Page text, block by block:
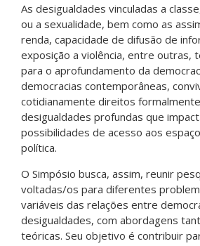
As desigualdades vinculadas a
ou a sexualidade, bem como as
renda, capacidade de difusão de
exposição a violência, entre outras,
para o aprofundamento da
democracias contemporâneas,
cotidianamente direitos
desigualdades profundas que
possibilidades de acesso aos
política.
O Simpósio busca, assim, reunir
voltadas/os para diferentes
variáveis das relações entre
desigualdades, com abordagens
teóricas. Seu objetivo é contribuir